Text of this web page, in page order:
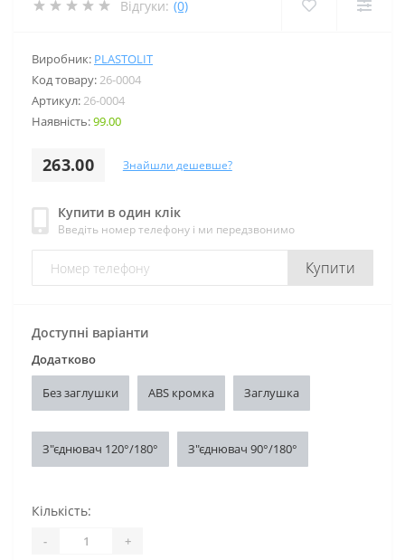
Відгуки: (0)
Виробник: PLASTOLIT
Код товару:26-0004
Артикул:26-0004
Наявність:99.00
263.00 Знайшли дешевше?
Купити в один клік
Введіть номер телефону і ми передзвонимо
Купити
Доступні варіанти
Додатково
Без заглушки ABS кромка Заглушка
З"єднювач 120°/180° З"єднювач 90°/180°
Кількість:
- +